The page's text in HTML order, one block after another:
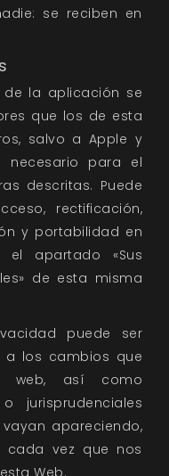
se reciben en
la aplicación se
que los de esta
salvo a Apple y
necesario para el
descritas. Puede
rectificación,
y portabilidad en
apartado «Sus
de esta misma
puede ser
los cambios que
web, así como
jurisprudenciales
apareciendo,
cada vez que nos
Web.